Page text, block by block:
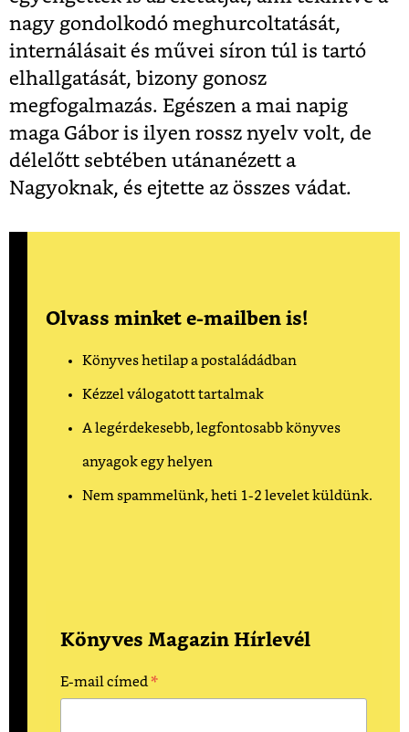
nagy gondolkodó meghurcoltatását,
internálásait és művei síron túl is tartó
elhallgatását, bizony gonosz
megfogalmazás. Egészen a mai napig
maga Gábor is ilyen rossz nyelv volt, de
délelőtt sebtében utánanézett a
Nagyoknak, és ejtette az összes vádat.
Olvass minket e-mailben is!
Könyves hetilap a postaládádban
Kézzel válogatott tartalmak
A legérdekesebb, legfontosabb könyves
anyagok egy helyen
Nem spammelünk, heti 1-2 levelet küldünk.
Könyves Magazin Hírlevél
E-mail címed*